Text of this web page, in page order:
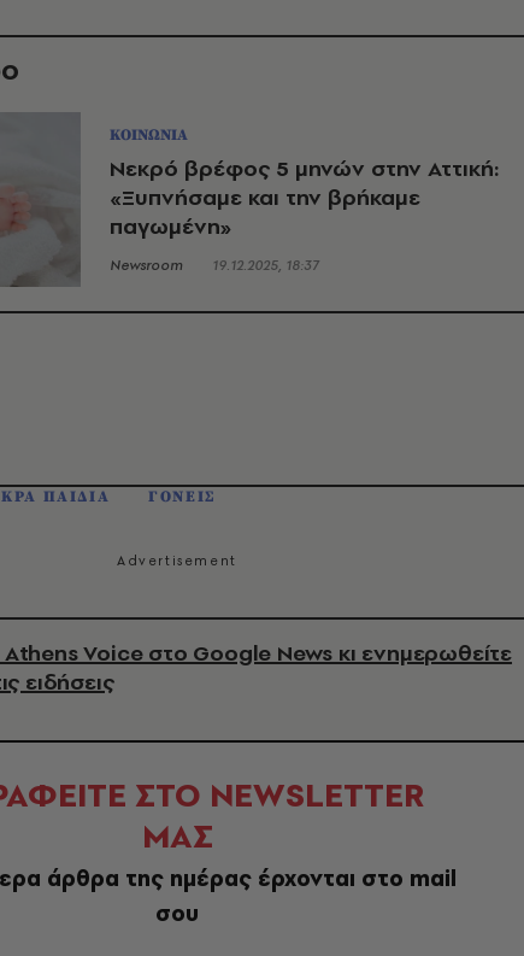
ΚΟΙΝΩΝΙΑ
Νεκρό βρέφος 5 μηνών στην Αττική:
«Ξυπνήσαμε και την βρήκαμε
παγωμένη»
Newsroom 19.12.2025, 18:37
ΠΑΙΔΙΑ ΓΟΝΕΙΣ
Voice στο Google News κι ενημερωθείτε
ειδήσεις
ΣΤΟ NEWSLETTER
ΜΑΣ
άρθρα της ημέρας έρχονται στο mail
σου